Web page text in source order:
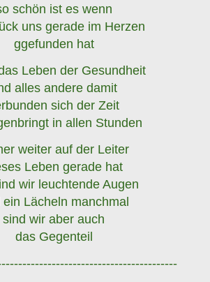
schön ist es wenn
uns gerade im Herzen
ggefunden hat
Leben der Gesundheit
alles andere damit
sich der Zeit
in allen Stunden
weiter auf der Leiter
Leben gerade hat
wir leuchtende Augen
ein Lächeln manchmal
sind wir aber auch
das Gegenteil